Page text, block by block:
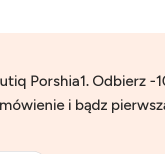
Porshia1. Odbierz -
i bądz